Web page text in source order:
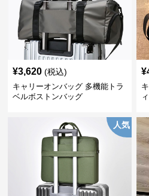
¥3,620 (税込)
キャリーオンバッグ 多機能トラ
ベルボストンバッグ
¥
人気